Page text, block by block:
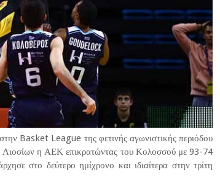
Basket League της φετινής αγωνιστικής περιόδου
Λιοσίων η ΑΕΚ επικρατώντας του Κολοσσού με 93-74
στο δεύτερο ημίχρονο και ιδιαίτερα στην τρίτη